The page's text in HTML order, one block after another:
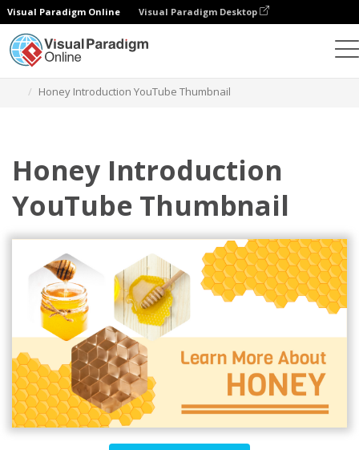
Visual Paradigm Online Visual Paradigm Desktop
Honey Introduction YouTube Thumbnail
Honey Introduction
YouTube Thumbnail